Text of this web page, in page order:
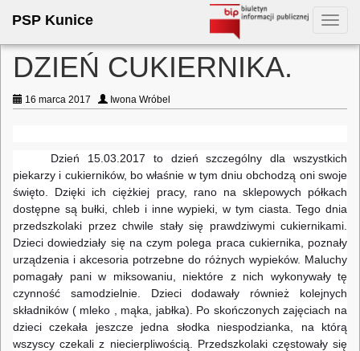
PSP Kunice
DZIEŃ CUKIERNIKA.
16 marca 2017 Iwona Wróbel
Dzień 15.03.2017 to dzień szczególny dla wszystkich
piekarzy i cukierników, bo właśnie w tym dniu obchodzą oni swoje
święto. Dzięki ich ciężkiej pracy, rano na sklepowych półkach
dostępne są bułki, chleb i inne wypieki, w tym ciasta. Tego dnia
przedszkolaki przez chwile stały się prawdziwymi cukiernikami.
Dzieci dowiedziały się na czym polega praca cukiernika, poznały
urządzenia i akcesoria potrzebne do różnych wypieków. Maluchy
pomagały pani w miksowaniu, niektóre z nich wykonywały tę
czynność samodzielnie. Dzieci dodawały również kolejnych
składników ( mleko , mąka, jabłka). Po skończonych zajęciach na
dzieci czekała jeszcze jedna słodka niespodzianka, na którą
wszyscy czekali z niecierpliwością. Przedszkolaki częstowały się